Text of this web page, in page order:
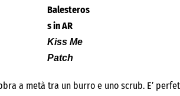
Balesteros
s in AR
Kiss Me
Patch
a metà tra un burro e uno scrub. E’